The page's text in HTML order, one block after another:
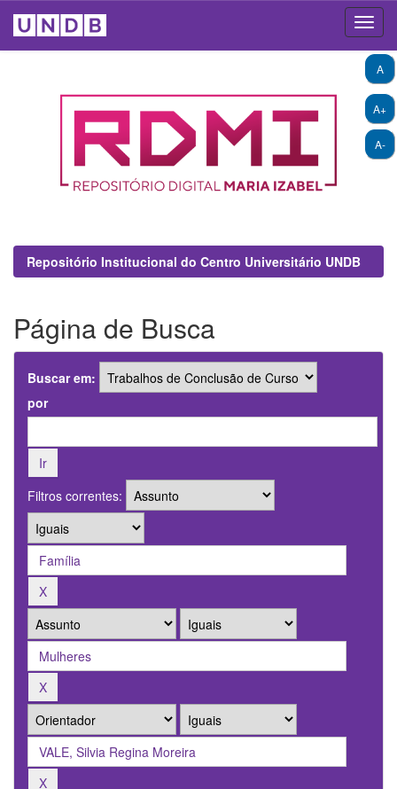
A+
A-
A
Repositório Institucional do Centro Universitário UNDB
Página de Busca
Buscar em:
por
Filtros correntes: